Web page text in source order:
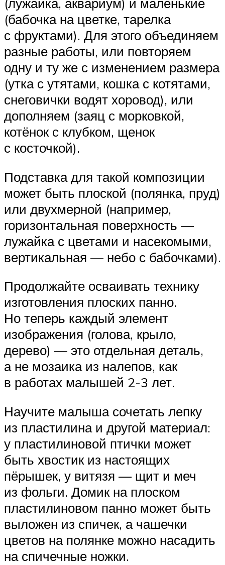
(бабочка на цветке, тарелка
с фруктами). Для этого объединяем
разные работы, или повторяем
одну и ту же с изменением размера
(утка с утятами, кошка с котятами,
снеговички водят хоровод), или
дополняем (заяц с морковкой,
котёнок с клубком, щенок
с косточкой).
Подставка для такой композиции
может быть плоской (полянка, пруд)
или двухмерной (например,
горизонтальная поверхность —
лужайка с цветами и насекомыми,
вертикальная — небо с бабочками).
Продолжайте осваивать технику
изготовления плоских панно.
Но теперь каждый элемент
изображения (голова, крыло,
дерево) — это отдельная деталь,
а не мозаика из налепов, как
в работах малышей 2-3 лет.
Научите малыша сочетать лепку
из пластилина и другой материал:
у пластилиновой птички может
быть хвостик из настоящих
пёрышек, у витязя — щит и меч
из фольги. Домик на плоском
пластилиновом панно может быть
выложен из спичек, а чашечки
цветов на полянке можно насадить
на спичечные ножки.